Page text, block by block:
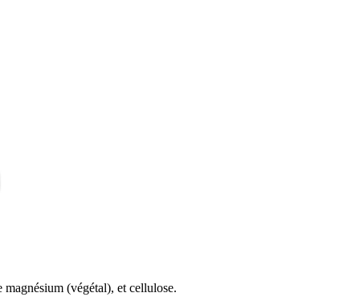
(végétal), et cellulose.